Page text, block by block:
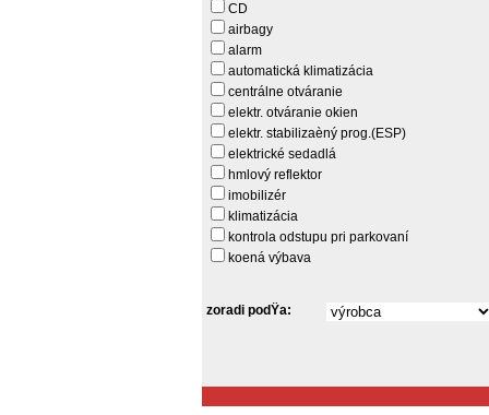
CD
airbagy
alarm
automatická klimatizácia
centrálne otváranie
elektr. otváranie okien
elektr. stabilizaèný prog.(ESP)
elektrické sedadlá
hmlový reflektor
imobilizér
klimatizácia
kontrola odstupu pri parkovaní
koená výbava
zoradi podŸa: